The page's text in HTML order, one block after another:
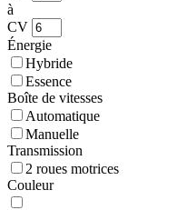
à
CV
Énergie
Hybride
Essence
Boîte de vitesses
Automatique
Manuelle
Transmission
2 roues motrices
Couleur